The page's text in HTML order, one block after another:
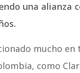
una alianza
mucho
como